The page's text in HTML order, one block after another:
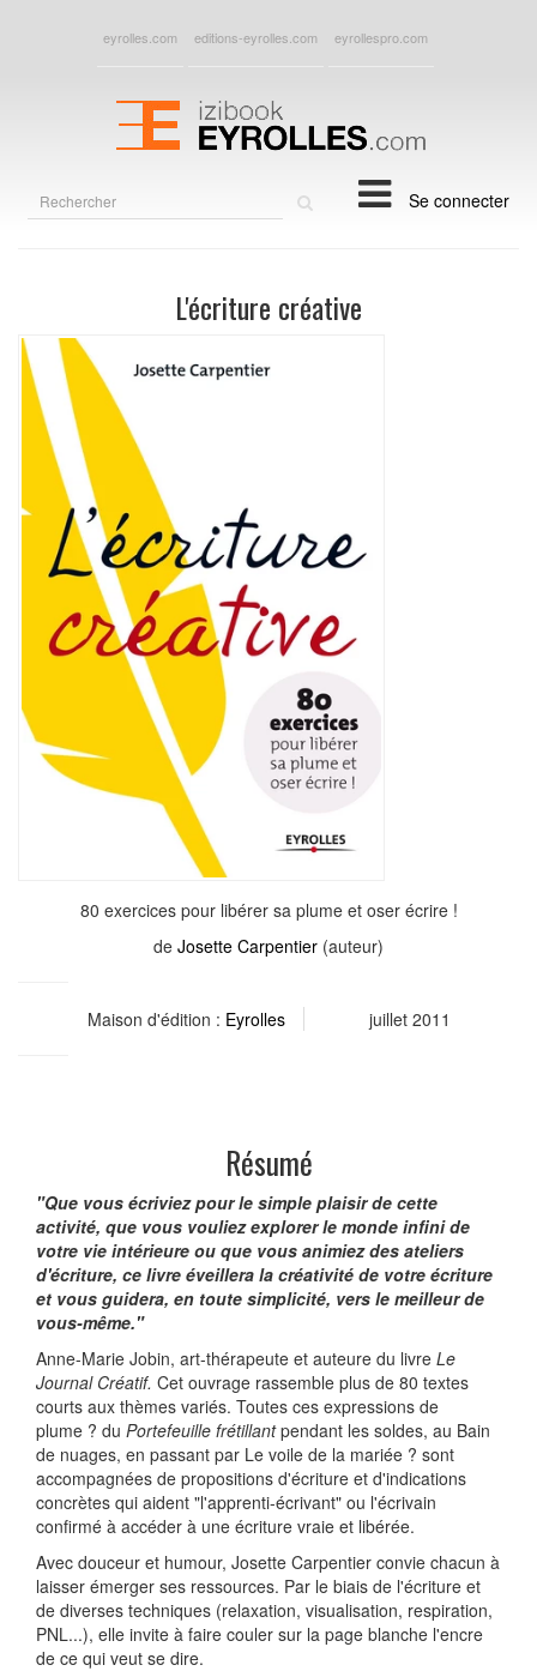
eyrolles.com editions-eyrolles.com eyrollespro.com
Se connecter
L'écriture créative
80 exercices pour libérer sa plume et oser écrire !
de Josette Carpentier (auteur)
Maison d'édition : Eyrolles juillet 2011
Résumé
"Que vous écriviez pour le simple plaisir de cette
activité, que vous vouliez explorer le monde infini de
votre vie intérieure ou que vous animiez des ateliers
d'écriture, ce livre éveillera la créativité de votre écriture
et vous guidera, en toute simplicité, vers le meilleur de
vous-même."
Anne-Marie Jobin, art-thérapeute et auteure du livre Le
Journal Créatif. Cet ouvrage rassemble plus de 80 textes
courts aux thèmes variés. Toutes ces expressions de
plume ? du Portefeuille frétillantpendant les soldes, au Bain
de nuages, en passant par Le voile de la mariée ? sont
accompagnées de propositions d'écriture et d'indications
concrètes qui aident "l'apprenti-écrivant" ou l'écrivain
confirmé à accéder à une écriture vraie et libérée.
Avec douceur et humour, Josette Carpentier convie chacun à
laisser émerger ses ressources. Par le biais de l'écriture et
de diverses techniques (relaxation, visualisation, respiration,
PNL...), elle invite à faire couler sur la page blanche l'encre
de ce qui veut se dire.